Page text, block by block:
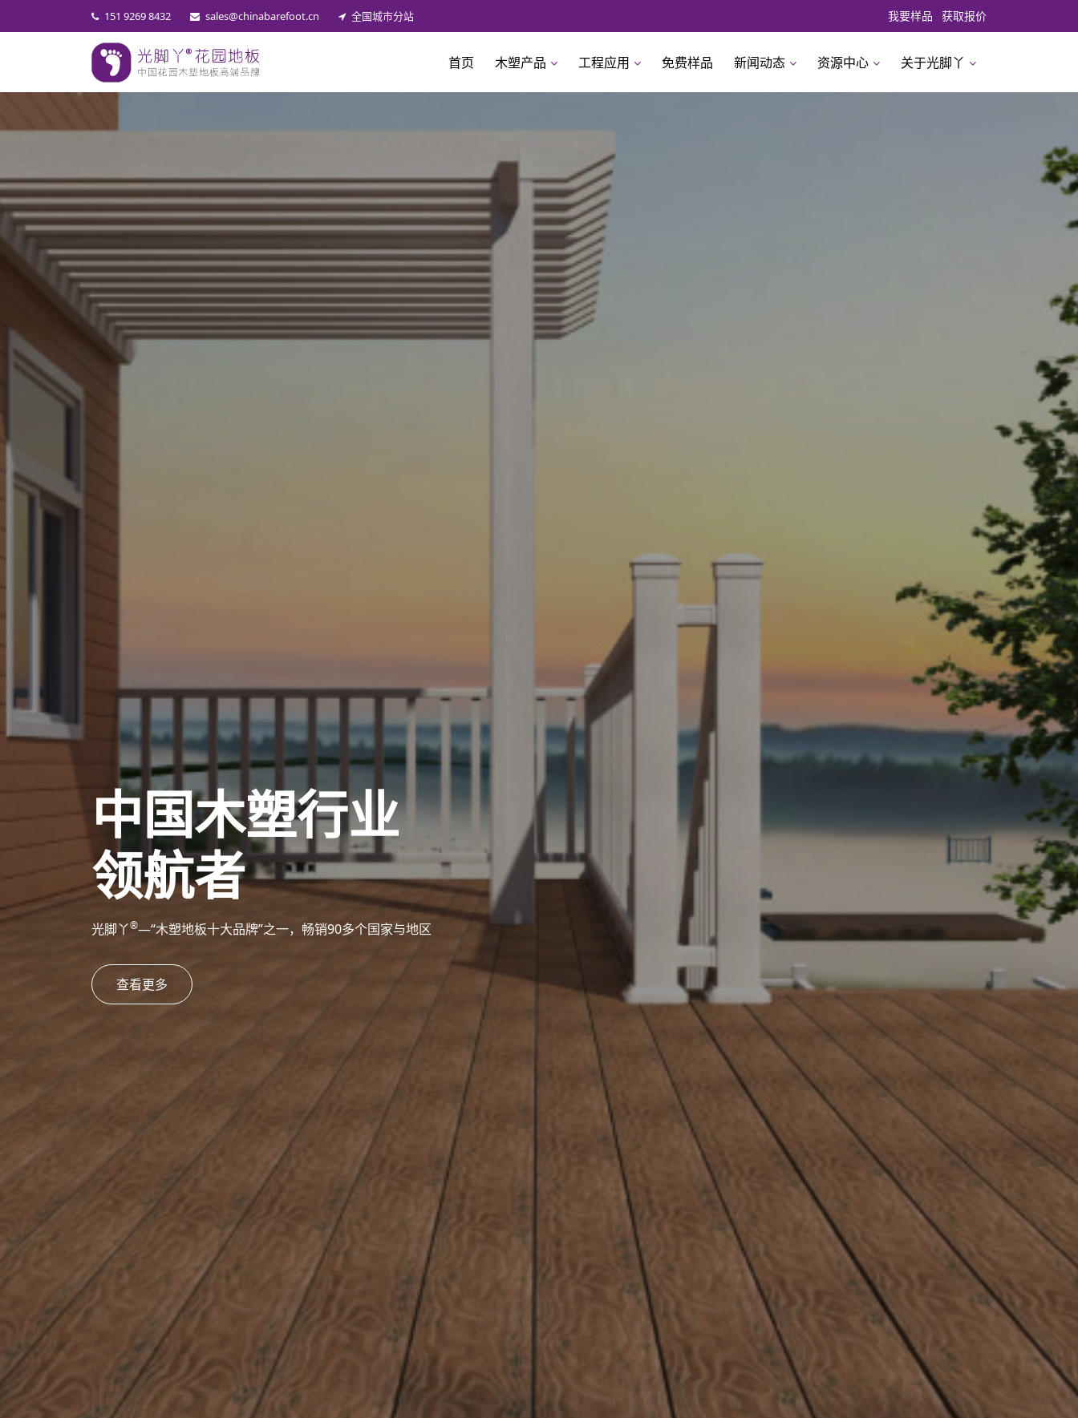
151 9269 8432 sales@chinabarefoot.cn 全国城市分站 我要样品 获取报价
首页 木塑产品 工程应用 免费样品 新闻动态 资源中心 关于光脚丫
中国木塑行业
领航者
光脚丫®—“木塑地板十大品牌”之一，畅销90多个国家与地区
查看更多